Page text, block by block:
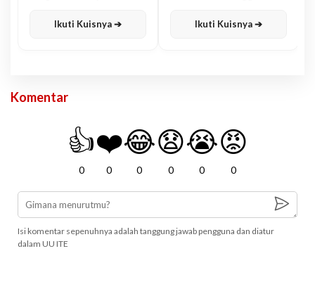
Ikuti Kuisnya ➔ Ikuti Kuisnya ➔
Komentar
👍
0
❤️
0
😂
0
😧
0
😭
0
😡
0
Isi komentar sepenuhnya adalah tanggung jawab pengguna dan diatur
dalam UU ITE